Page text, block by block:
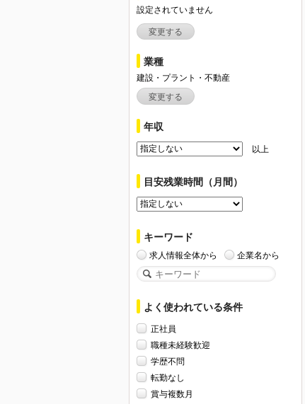
設定されていません
変更する
業種
建設・プラント・不動産
変更する
年収
以上
目安残業時間（月間）
キーワード
求人情報全体から 企業名から
よく使われている条件
正社員
職種未経験歓迎
学歴不問
転勤なし
賞与複数月